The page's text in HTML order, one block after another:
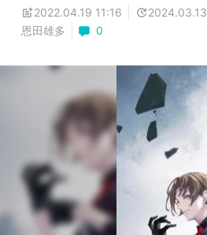
2022.04.19 11:16
恩田雄多
0